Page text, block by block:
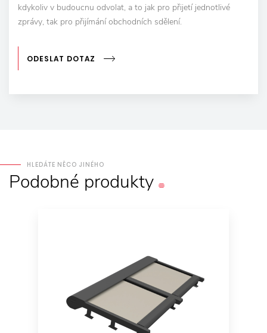
kdykoliv v budoucnu odvolat, a to jak pro přijetí jednotlivé
zprávy, tak pro přijímání obchodních sdělení.
ODESLAT DOTAZ
HLEDÁTE NĚCO JINÉHO
Podobné produkty